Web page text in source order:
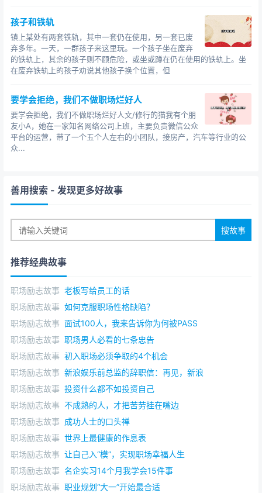
孩子和铁轨
镇上某处有两套铁轨，其中一套仍在使用，另一套已废
弃多年。一天，一群孩子来这里玩。一个孩子坐在废弃
的铁轨上，其余的孩子则不顾危险，或坐或蹲在仍在使用的铁轨上。坐
在废弃铁轨上的孩子劝说其他孩子换个位置，但
要学会拒绝，我们不做职场烂好人
要学会拒绝，我们不做职场烂好人文/修行的猫我有个朋
友小A，她在一家知名网络公司上班，主要负责微信公众
平台的运营，带了一个五个人左右的小团队，接房产，汽车等行业的公
众...
善用搜索 - 发现更多好故事
推荐经典故事
职场励志故事 老板写给员工的话
职场励志故事 如何克服职场性格缺陷？
职场励志故事 面试100人，我来告诉你为何被PASS
职场励志故事 职场男人必看的七条忠告
职场励志故事 初入职场必须争取的4个机会
职场励志故事 新浪娱乐前总监的辞职信：再见，新浪
职场励志故事 投资什么都不如投资自己
职场励志故事 不成熟的人，才把苦劳挂在嘴边
职场励志故事 成功人士的口头禅
职场励志故事 世界上最健康的作息表
职场励志故事 让自己入“模”，实现职场幸福人生
职场励志故事 名企实习14个月我学会15件事
职场励志故事 职业规划“大一”开始最合适